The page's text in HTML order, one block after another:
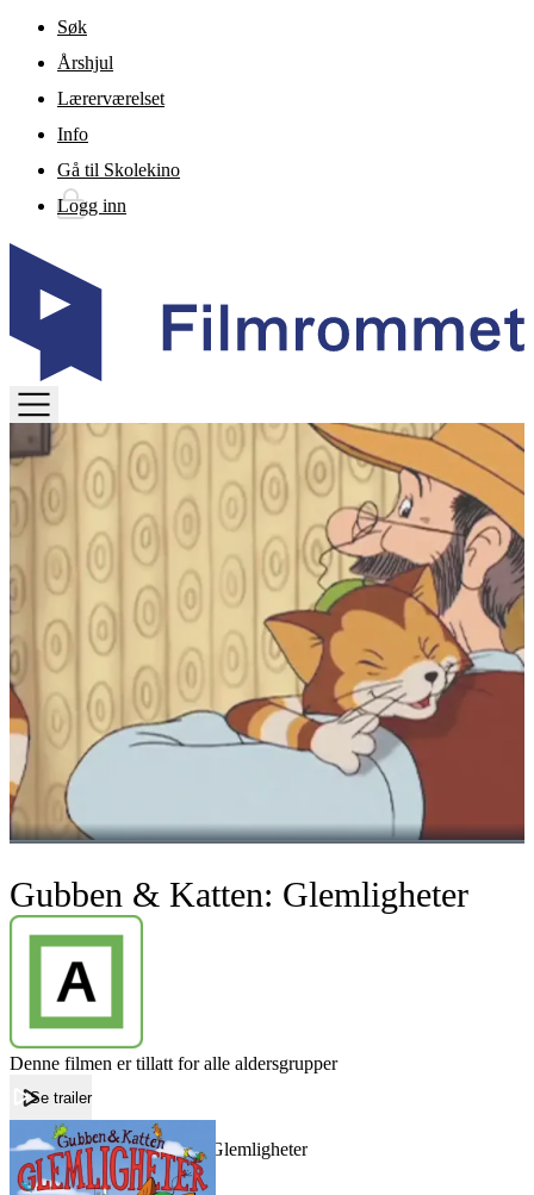
Gå til hovedinnhold
Søk
Årshjul
Lærerværelset
Info
Gå til Skolekino
Logg inn
TOGGLE
MENU
Gubben & Katten: Glemligheter
Denne filmen er tillatt for alle aldersgrupper
Se trailer
ForsideGubben & Katten: Glemligheter